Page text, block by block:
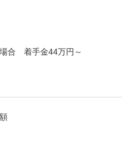
合 着手金44万円～